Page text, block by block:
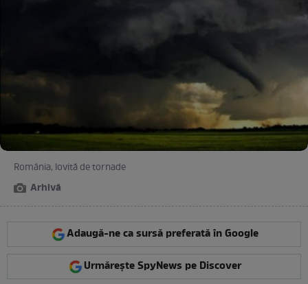
România, lovită de tornade
Arhivă
Adaugă-ne ca sursă preferată în Google
Urmărește SpyNews pe Discover